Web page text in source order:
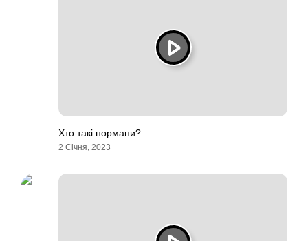
Хто такі нормани?
2 Січня, 2023